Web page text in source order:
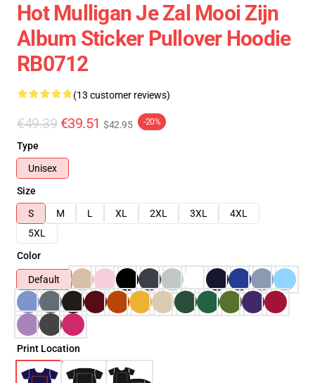
Hot Mulligan Je Zal Mooi Zijn
Album Sticker Pullover Hoodie
RB0712
(13 customer reviews)
€49.39 €39.51 $42.95 -20%
Type
Unisex
Size
S
M L XL 2XL 3XL
4XL
5XL
Color
Default
Print Location